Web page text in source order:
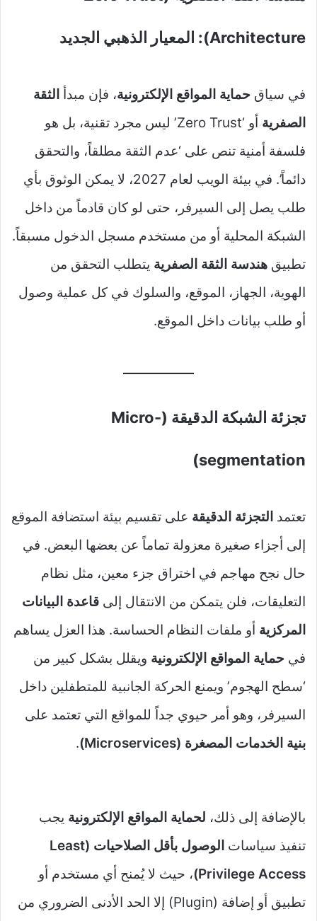
Architecture): المعيار الذهبي الجديد
في سياق حماية المواقع الإلكترونية، فإن مبدأ الثقة
الصفرية
أو ‘Zero Trust’ ليس مجرد تقنية، بل هو
فلسفة أمنية تنص على ‘عدم الثقة مطلقاً، والتحقق
دائماً’. في بيئة الويب لعام 2027، لا يمكن الوثوق بأي
طلب يصل إلى السيرفر، حتى لو كان قادماً من داخل
الشبكة المحلية أو من مستخدم مسجل الدخول مسبقاً.
تطبيق هندسة الثقة الصفرية يتطلب التحقق من
الهوية، الجهاز، الموقع، والسلوك في كل عملية وصول
أو طلب بيانات داخل الموقع.
تجزئة الشبكة الدقيقة (Micro-
segmentation)
تعتمد التجزئة الدقيقة على تقسيم بيئة استضافة الموقع
إلى أجزاء صغيرة معزولة تماماً عن بعضها البعض. في
حال نجح مهاجم في اختراق جزء معين، مثل نظام
التعليقات، فلن يتمكن من الانتقال إلى قاعدة البيانات
المركزية أو ملفات النظام الحساسة. هذا العزل يساهم
في حماية المواقع الإلكترونية ويقلل بشكل كبير من
‘سطح الهجوم’ ويمنع الحركة الجانبية للمتطفلين داخل
السيرفر، وهو أمر حيوي جداً للمواقع التي تعتمد على
بنية الخدمات المصغرة (Microservices)
.
بالإضافة إلى ذلك، لحماية المواقع الإلكترونية يجب
تنفيذ سياسات
الوصول بأقل الصلاحيات (Least
Privilege Access) ، حيث لا يُمنح أي مستخدم أو
تطبيق أو إضافة (Plugin) إلا الحد الأدنى الضروري من